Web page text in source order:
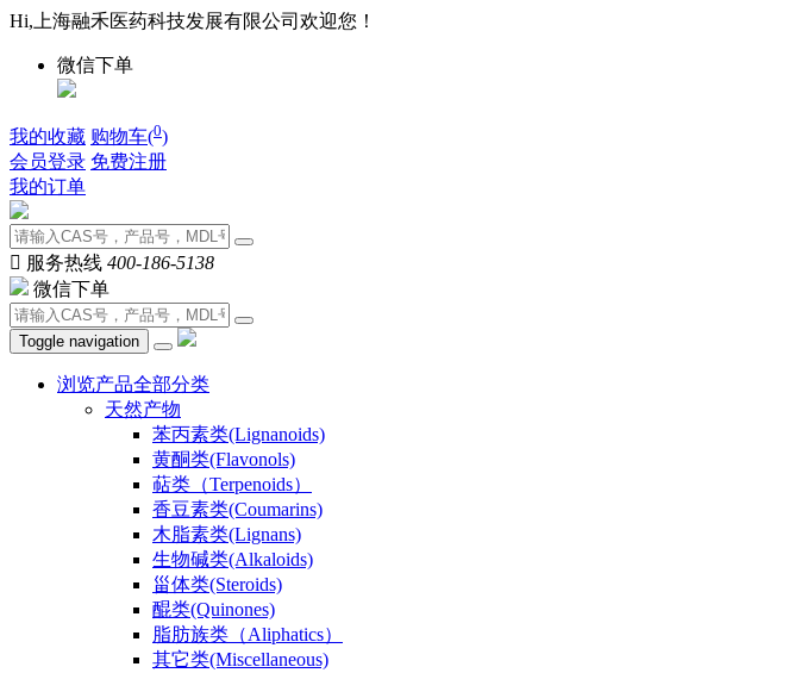
Hi,上海融禾医药科技发展有限公司欢迎您！
微信下单
我的收藏 购物车(0)
会员登录 免费注册
我的订单
 服务热线 400-186-5138
微信下单
Toggle navigation
浏览产品全部分类
天然产物
苯丙素类(Lignanoids)
黄酮类(Flavonols)
萜类（Terpenoids）
香豆素类(Coumarins)
木脂素类(Lignans)
生物碱类(Alkaloids)
甾体类(Steroids)
醌类(Quinones)
脂肪族类（Aliphatics）
其它类(Miscellaneous)